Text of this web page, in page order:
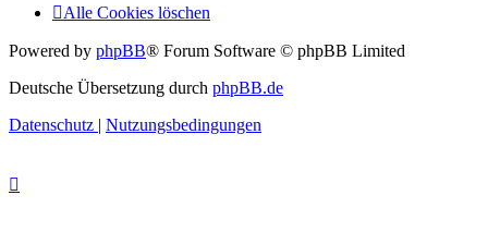
Alle Cookies löschen
Powered by phpBB® Forum Software © phpBB Limited
Deutsche Übersetzung durch phpBB.de
Datenschutz | Nutzungsbedingungen